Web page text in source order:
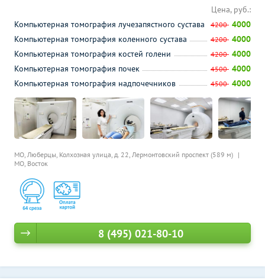
МО, Люберцы, Колхозная улица, д. 22, Лермонтовский проспект (589 м)
МО, Восток
Цена, руб.:
Компьютерная томография лучезапястного сустава
4200 4000
Компьютерная томография коленного сустава
4200 4000
Компьютерная томография костей голени
4200 4000
Компьютерная томография почек
4500 4000
Компьютерная томография надпочечников
4500 4000
8 (495) 021-80-10